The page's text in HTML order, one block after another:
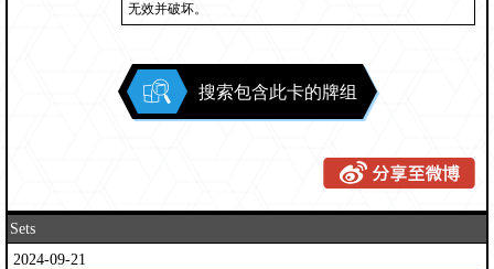
无效并破坏。
搜索包含此卡的牌组
Sets
2024-09-21